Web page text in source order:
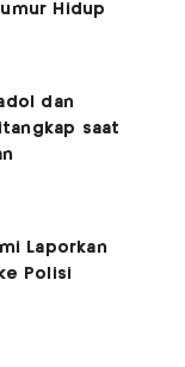
Hidup
dan
saat
Laporkan
Polisi